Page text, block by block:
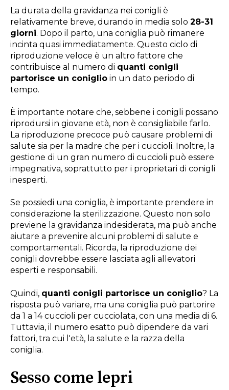
La durata della gravidanza nei conigli è
relativamente breve, durando in media solo 28-31
giorni. Dopo il parto, una coniglia può rimanere
incinta quasi immediatamente. Questo ciclo di
riproduzione veloce è un altro fattore che
contribuisce al numero di quanti conigli
partorisce un coniglio in un dato periodo di
tempo.
È importante notare che, sebbene i conigli possano
riprodursi in giovane età, non è consigliabile farlo.
La riproduzione precoce può causare problemi di
salute sia per la madre che per i cuccioli. Inoltre, la
gestione di un gran numero di cuccioli può essere
impegnativa, soprattutto per i proprietari di conigli
inesperti.
Se possiedi una coniglia, è importante prendere in
considerazione la sterilizzazione. Questo non solo
previene la gravidanza indesiderata, ma può anche
aiutare a prevenire alcuni problemi di salute e
comportamentali. Ricorda, la riproduzione dei
conigli dovrebbe essere lasciata agli allevatori
esperti e responsabili.
Quindi, quanti conigli partorisce un coniglio? La
risposta può variare, ma una coniglia può partorire
da 1 a 14 cuccioli per cucciolata, con una media di 6.
Tuttavia, il numero esatto può dipendere da vari
fattori, tra cui l'età, la salute e la razza della
coniglia.
Sesso come lepri